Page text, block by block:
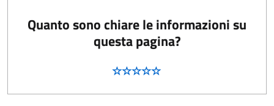
Quanto sono chiare le informazioni su
questa pagina?